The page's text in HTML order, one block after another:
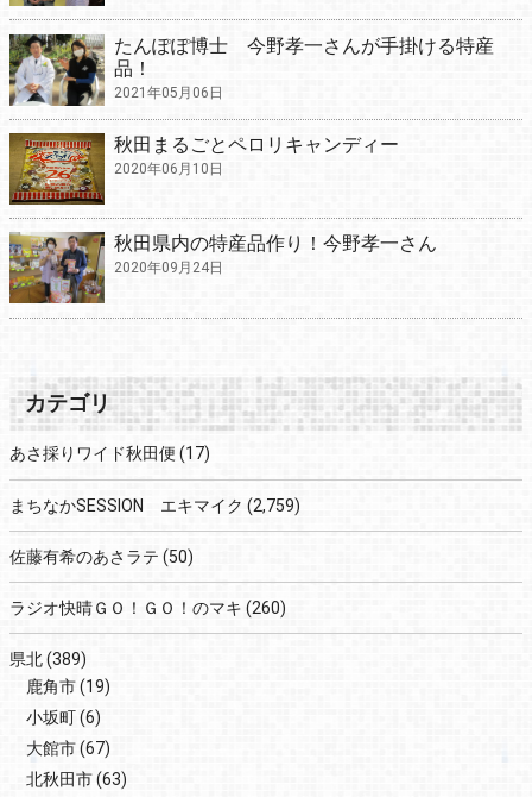
たんぽぽ博士 今野孝一さんが手掛ける特産
品！
2021年05月06日
秋田まるごとペロリキャンディー
2020年06月10日
秋田県内の特産品作り！今野孝一さん
2020年09月24日
カテゴリ
あさ採りワイド秋田便 (17)
まちなかSESSION エキマイク (2,759)
佐藤有希のあさラテ (50)
ラジオ快晴ＧＯ！ＧＯ！のマキ (260)
県北(389)
鹿角市(19)
小坂町(6)
大館市(67)
北秋田市(63)